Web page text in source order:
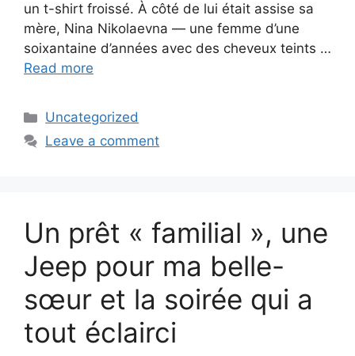
un t-shirt froissé. À côté de lui était assise sa
mère, Nina Nikolaevna — une femme d’une
soixantaine d’années avec des cheveux teints …
Read more
Categories
Uncategorized
Leave a comment
Un prêt « familial », une
Jeep pour ma belle-
sœur et la soirée qui a
tout éclairci